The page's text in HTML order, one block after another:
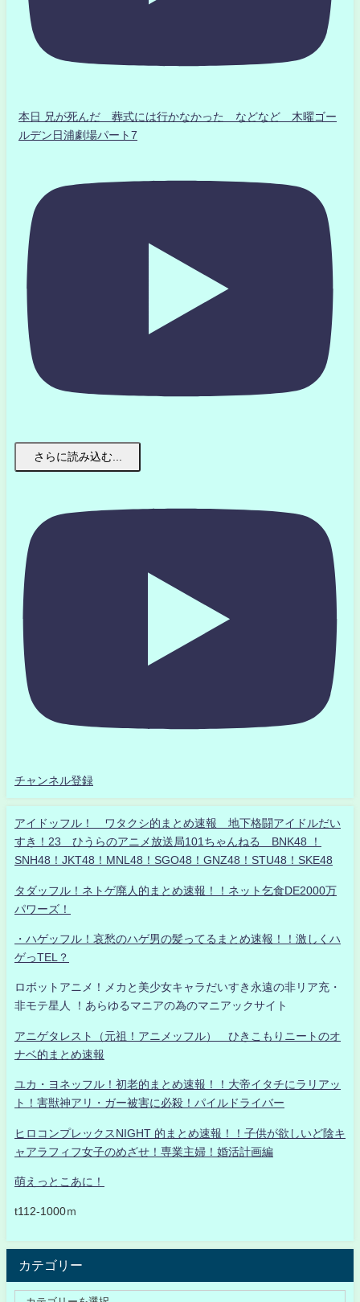
本日 兄が死んだ 葬式には行かなかった などなど 木曜ゴー
ルデン日浦劇場パート7
さらに読み込む...
チャンネル登録
アイドッフル！ ワタクシ的まとめ速報 地下格闘アイドルだい
すき！23 ひうらのアニメ放送局101ちゃんねる BNK48 ！
SNH48！JKT48！MNL48！SGO48！GNZ48！STU48！SKE48
タダッフル！ネトゲ廃人的まとめ速報！！ネット乞食DE2000万
パワーズ！
・ハゲッフル！哀愁のハゲ男の髪ってるまとめ速報！！激しくハ
ゲっTEL？
ロボットアニメ！メカと美少女キャラだいすき永遠の非リア充・
非モテ星人 ！あらゆるマニアの為のマニアックサイト
アニゲタレスト（元祖！アニメッフル） ひきこもりニートのオ
ナベ的まとめ速報
ユカ・ヨネッフル！初老的まとめ速報！！大帝イタチにラリアッ
ト！害獣神アリ・ガー被害に必殺！パイルドライバー
ヒロコンプレックスNIGHT 的まとめ速報！！子供が欲しいど陰キ
ャアラフィフ女子のめざせ！専業主婦！婚活計画編
萌えっとこあに！
t112-1000ｍ
カテゴリー